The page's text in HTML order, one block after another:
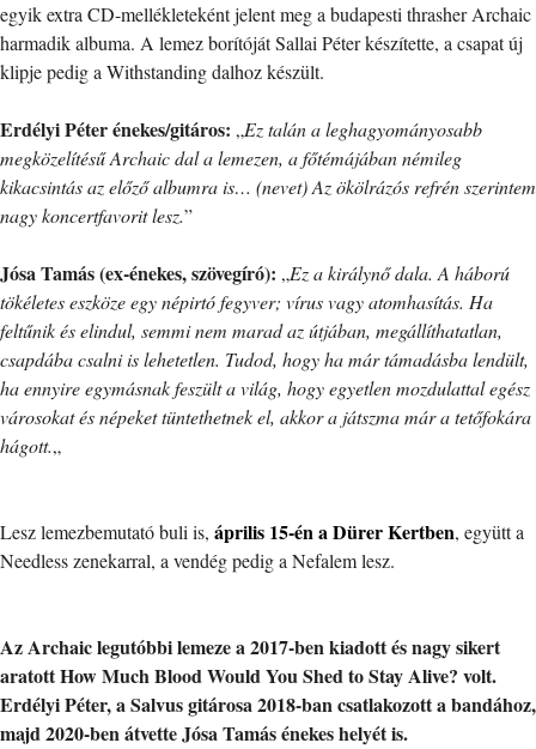
egyik extra CD-mellékleteként jelent meg a budapesti thrasher Archaic
harmadik albuma. A lemez borítóját Sallai Péter készítette, a csapat új
klipje pedig a Withstanding dalhoz készült.
Erdélyi Péter énekes/gitáros: „Ez talán a leghagyományosabb
megközelítésű Archaic dal a lemezen, a főtémájában némileg
kikacsintás az előző albumra is… (nevet) Az ökölrázós refrén szerintem
nagy koncertfavorit lesz.”
Jósa Tamás (ex-énekes, szövegíró): „Ez a királynő dala. A háború
tökéletes eszköze egy népirtó fegyver; vírus vagy atomhasítás. Ha
feltűnik és elindul, semmi nem marad az útjában, megállíthatatlan,
csapdába csalni is lehetetlen. Tudod, hogy ha már támadásba lendült,
ha ennyire egymásnak feszült a világ, hogy egyetlen mozdulattal egész
városokat és népeket tüntethetnek el, akkor a játszma már a tetőfokára
hágott.„
Lesz lemezbemutató buli is, április 15-én a Dürer Kertben, együtt a
Needless zenekarral, a vendég pedig a Nefalem lesz.
Az Archaic legutóbbi lemeze a 2017-ben kiadott és nagy sikert
aratott How Much Blood Would You Shed to Stay Alive? volt.
Erdélyi Péter, a Salvus gitárosa 2018-ban csatlakozott a bandához,
majd 2020-ben átvette Jósa Tamás énekes helyét is.